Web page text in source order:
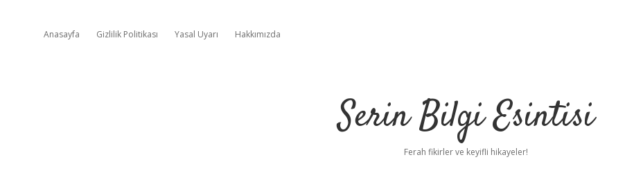
Anasayfa Gizlilik Politikası Yasal Uyarı Hakkımızda
Serin Bilgi Esintisi
Ferah fikirler ve keyifli hikayeler!